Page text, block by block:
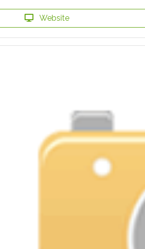
Website